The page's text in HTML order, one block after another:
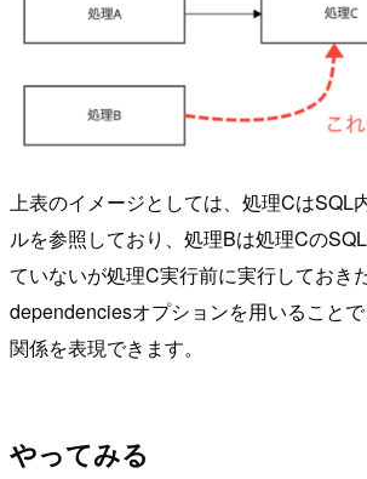
上表のイメージとしては、処理CはSQL
ルを参照しており、処理Bは処理Cの
ていないが処理C実行前に実行しておき
dependenciesオプションを用いること
関係を表現できます。
やってみる